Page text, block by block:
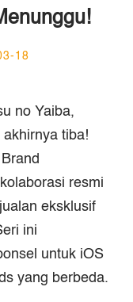
18
no Yaiba,
tiba!
resmi
eksklusif
ini
untuk iOS
yang berbeda.